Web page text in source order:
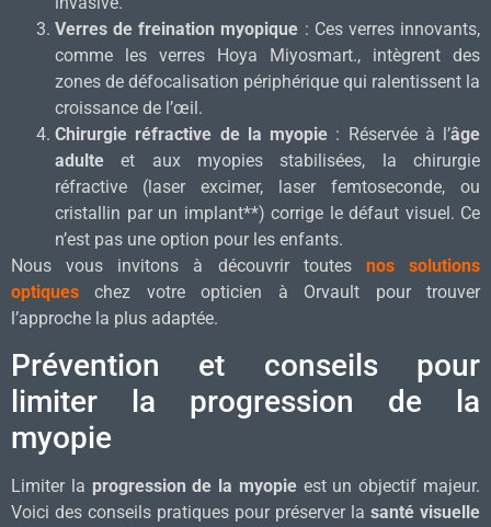
Verres de freination myopique : Ces verres innovants,
comme les verres Hoya Miyosmart., intègrent des
zones de défocalisation périphérique qui ralentissent la
croissance de l’œil.
Chirurgie réfractive de la myopie : Réservée à l’âge
adulte et aux myopies stabilisées, la chirurgie
réfractive (laser excimer, laser femtoseconde, ou
cristallin par un implant**) corrige le défaut visuel. Ce
n’est pas une option pour les enfants.
Nous vous invitons à découvrir toutes nos solutions
optiques chez votre opticien à Orvault pour trouver
l’approche la plus adaptée.
Prévention et conseils pour
limiter la progression de la
myopie
Limiter la progression de la myopieest un objectif majeur.
Voici des conseils pratiques pour préserver la santé visuelle